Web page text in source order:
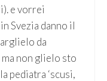
e vorrei
Svezia danno il
da
ma non glielo sto
pediatra ‘scusi,